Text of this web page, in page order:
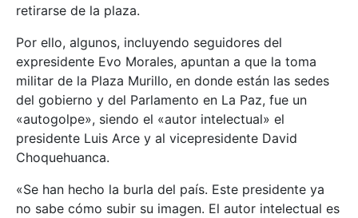
retirarse de la plaza.
Por ello, algunos, incluyendo seguidores del
expresidente Evo Morales, apuntan a que la toma
militar de la Plaza Murillo, en donde están las sedes
del gobierno y del Parlamento en La Paz, fue un
«autogolpe», siendo el «autor intelectual» el
presidente Luis Arce y al vicepresidente David
Choquehuanca.
«Se han hecho la burla del país. Este presidente ya
no sabe cómo subir su imagen. El autor intelectual es